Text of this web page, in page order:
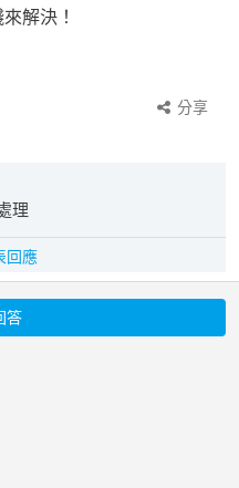
解決！
分享
理
回應
答